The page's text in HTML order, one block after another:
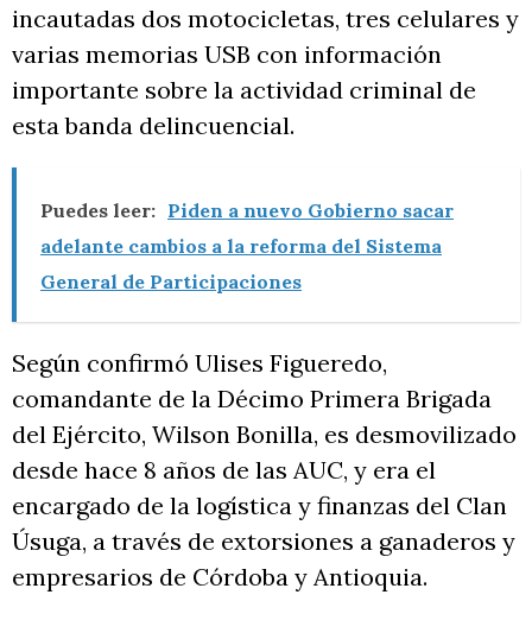
incautadas dos motocicletas, tres celulares y
varias memorias USB con información
importante sobre la actividad criminal de
esta banda delincuencial.
Puedes leer: Piden a nuevo Gobierno sacar
adelante cambios a la reforma del Sistema
General de Participaciones
Según confirmó Ulises Figueredo,
comandante de la Décimo Primera Brigada
del Ejército, Wilson Bonilla, es desmovilizado
desde hace 8 años de las AUC, y era el
encargado de la logística y finanzas del Clan
Úsuga, a través de extorsiones a ganaderos y
empresarios de Córdoba y Antioquia.